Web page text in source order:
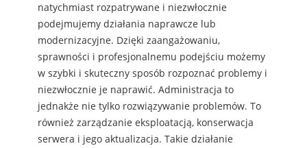
natychmiast rozpatrywane i niezwłocznie
podejmujemy działania naprawcze lub
modernizacyjne. Dzięki zaangażowaniu,
sprawności i profesjonalnemu podejściu możemy
w szybki i skuteczny sposób rozpoznać problemy i
niezwłocznie je naprawić. Administracja to
jednakże nie tylko rozwiązywanie problemów. To
również zarządzanie eksploatacją, konserwacja
serwera i jego aktualizacja. Takie działanie